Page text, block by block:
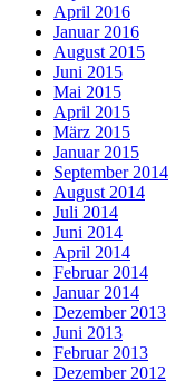
April 2016
Januar 2016
August 2015
Juni 2015
Mai 2015
April 2015
März 2015
Januar 2015
September 2014
August 2014
Juli 2014
Juni 2014
April 2014
Februar 2014
Januar 2014
Dezember 2013
Juni 2013
Februar 2013
Dezember 2012